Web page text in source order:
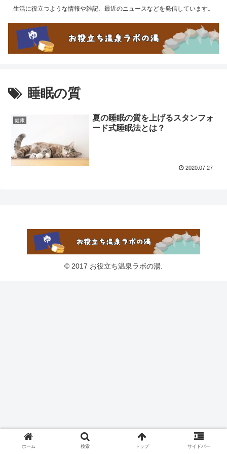
生活に役立つような情報や雑記、最近のニュースなどを発信しています。
睡眠の質
健康
夏の睡眠の質を上げるスタンフォ
ード式睡眠法とは？
2020.07.27
© 2017 お役立ち温泉ラボの湯.
ホーム 検索 トップ サイドバー